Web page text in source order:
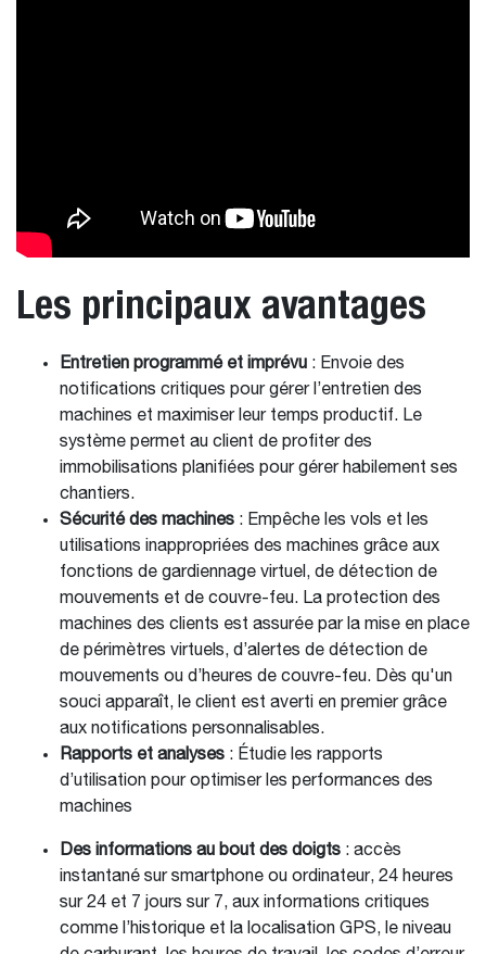
Les principaux avantages
Entretien programmé et imprévu : Envoie des
notifications critiques pour gérer l’entretien des
machines et maximiser leur temps productif. Le
système permet au client de profiter des
immobilisations planifiées pour gérer habilement ses
chantiers.
Sécurité des machines : Empêche les vols et les
utilisations inappropriées des machines grâce aux
fonctions de gardiennage virtuel, de détection de
mouvements et de couvre-feu. La protection des
machines des clients est assurée par la mise en place
de périmètres virtuels, d’alertes de détection de
mouvements ou d’heures de couvre-feu. Dès qu'un
souci apparaît, le client est averti en premier grâce
aux notifications personnalisables.
Rapports et analyses : Étudie les rapports
d’utilisation pour optimiser les performances des
machines
Des informations au bout des doigts : accès
instantané sur smartphone ou ordinateur, 24 heures
sur 24 et 7 jours sur 7, aux informations critiques
comme l’historique et la localisation GPS, le niveau